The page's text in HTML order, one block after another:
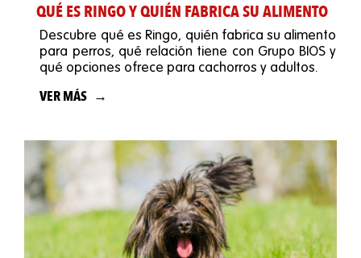
QUÉ ES RINGO Y QUIÉN FABRICA SU ALIMENTO
Descubre qué es Ringo, quién fabrica su alimento
para perros, qué relación tiene con Grupo BIOS y
qué opciones ofrece para cachorros y adultos.
VER MÁS